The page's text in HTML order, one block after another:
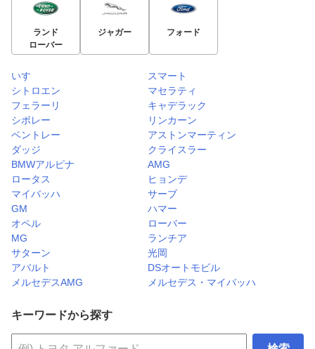
ランド
ローバー
ジャガー フォード
いすゞ
スマート
シトロエン
マセラティ
フェラーリ
キャデラック
シボレー
リンカーン
ベントレー
アストンマーティン
ダッジ
クライスラー
BMWアルピナ
AMG
ロータス
ヒョンデ
マイバッハ
サーブ
GM
ハマー
オペル
ローバー
MG
ランチア
サターン
光岡
アバルト
DSオートモビル
メルセデスAMG
メルセデス・マイバッハ
キーワードから探す